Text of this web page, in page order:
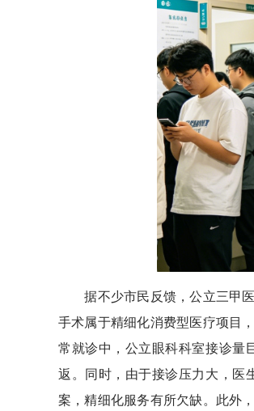
据不少市民反馈，公立三甲医
手术属于精细化消费型医疗项目
常就诊中，公立眼科科室接诊量
返。同时，由于接诊压力大，医
案，精细化服务有所欠缺。此外